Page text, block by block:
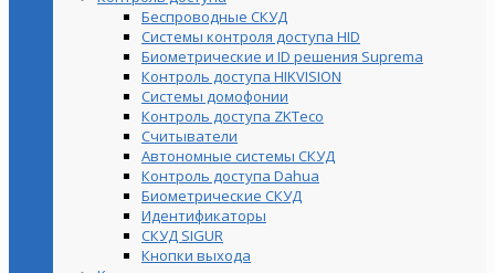
Беспроводные СКУД
Системы контроля доступа HID
Биометрические и ID решения Suprema
Контроль доступа HIKVISION
Системы домофонии
Контроль доступа ZKTeco
Считыватели
Автономные системы СКУД
Контроль доступа Dahua
Биометрические СКУД
Идентификаторы
СКУД SIGUR
Кнопки выхода